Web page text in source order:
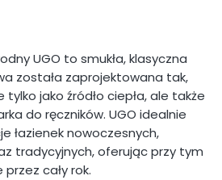
UGO to smukła, klasyczna
została zaprojektowana tak,
jako źródło ciepła, ale także
do ręczników. UGO idealnie
łazienek nowoczesnych,
tradycyjnych, oferując przy tym
cały rok.